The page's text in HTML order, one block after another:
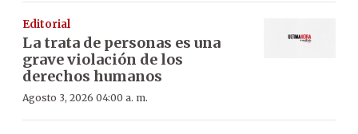
Editorial
La trata de personas es una
grave violación de los
derechos humanos
Agosto 3, 2026 04:00 a. m.